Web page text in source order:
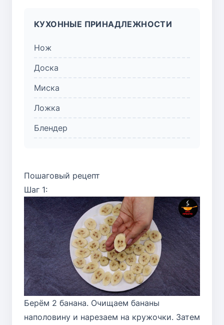
КУХОННЫЕ ПРИНАДЛЕЖНОСТИ
Нож
Доска
Миска
Ложка
Блендер
Пошаговый рецепт
Шаг 1:
Берём 2 банана. Очищаем бананы
наполовину и нарезаем на кружочки. Затем